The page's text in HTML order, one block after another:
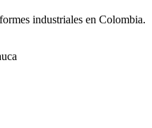
industriales en Colombia.